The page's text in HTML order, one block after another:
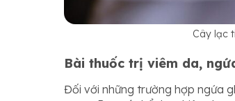
Cây lạc
Bài thuốc trị viêm da,
Đối với những trường hợp ngứa